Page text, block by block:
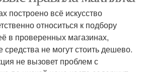
построено всё искусство
относиться к подбору
в проверенных магазинах,
не могут стоить дешево.
не вызовет проблем с